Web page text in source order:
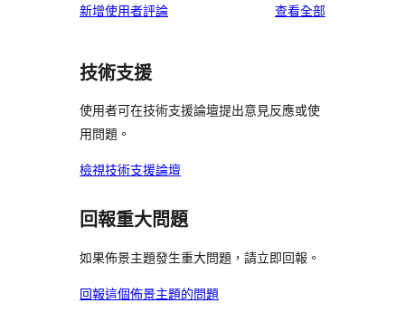
新增使用者評論 查看全部使
技術支援
使用者可在技術支援論壇提出意見反應或使
用問題。
檢視技術支援論壇
回報重大問題
如果佈景主題發生重大問題，請立即回報。
回報這個佈景主題的問題